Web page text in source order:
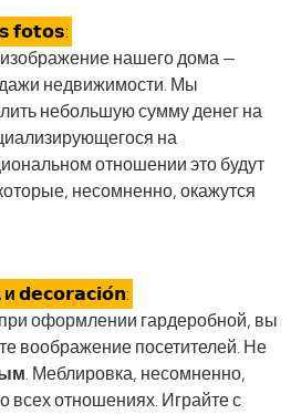
𝗳𝗼𝘁𝗼𝘀:
нашего дома —
недвижимости. Мы
небольшую сумму денег на
на
отношении это будут
несомненно, окажутся
и𝗱𝗲𝗰𝗼𝗿𝗮𝗰𝗶𝗼́𝗻:
оформлении гардеробной, вы
воображение посетителей. Не
. Меблировка, несомненно,
всех отношениях. Играйте с